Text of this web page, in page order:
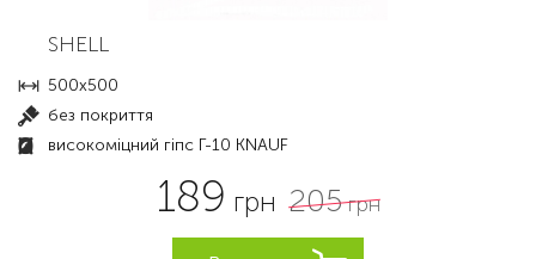
SHELL
500x500
без покриття
високоміцний гіпс Г-10 KNAUF
189 грн 205грн